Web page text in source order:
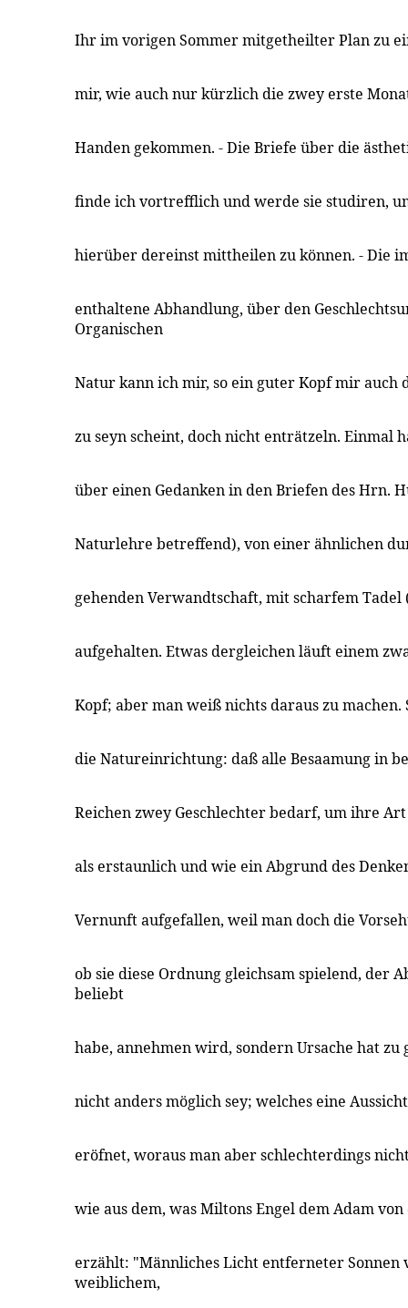
Ihr im vorigen Sommer mitgetheilter Plan zu
mir, wie auch nur kürzlich die zwey erste
Handen gekommen. - Die Briefe über die
finde ich vortrefflich und werde sie studiren,
hierüber dereinst mittheilen zu können. - Die
enthaltene Abhandlung, über den
Organischen
Natur kann ich mir, so ein guter Kopf mir auch
zu seyn scheint, doch nicht enträtzeln. Einmal
über einen Gedanken in den Briefen des Hrn.
Naturlehre betreffend), von einer ähnlichen
gehenden Verwandtschaft, mit scharfem
aufgehalten. Etwas dergleichen läuft einem
Kopf; aber man weiß nichts daraus zu
die Natureinrichtung: daß alle Besaamung in
Reichen zwey Geschlechter bedarf, um ihre
als erstaunlich und wie ein Abgrund des
Vernunft aufgefallen, weil man doch die
ob sie diese Ordnung gleichsam spielend, der
beliebt
habe, annehmen wird, sondern Ursache hat zu
nicht anders möglich sey; welches eine
eröfnet, woraus man aber schlechterdings
wie aus dem, was Miltons Engel dem Adam
erzählt: "Männliches Licht entferneter Sonnen
weiblichem,